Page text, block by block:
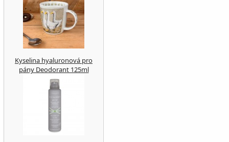
Kyselina hyaluronová pro
pány Deodorant 125ml